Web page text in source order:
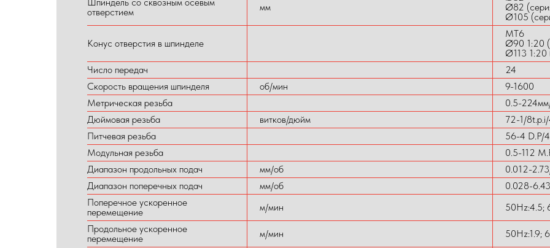
отверстием
мм
Ø82
Ø105
Конус отверстия в шпинделе
MT6
Ø90 1:20
Ø113 1:20
Число передач
24
Скорость вращения шпинделя
об/мин
9-1600
Метрическая резьба
0.5-
Дюймовая резьба
витков/дюйм
72-1/
Питчевая резьба
56-4 D.P/
Модульная резьба
0.5-112
Диапазон продольных подач
мм/об
0.012-
Диапазон поперечных подач
мм/об
0.028-
Поперечное ускоренное
перемещение
м/мин
50Hz:4.5;
Продольное ускоренное
перемещение
м/мин
50Hz:1.9;